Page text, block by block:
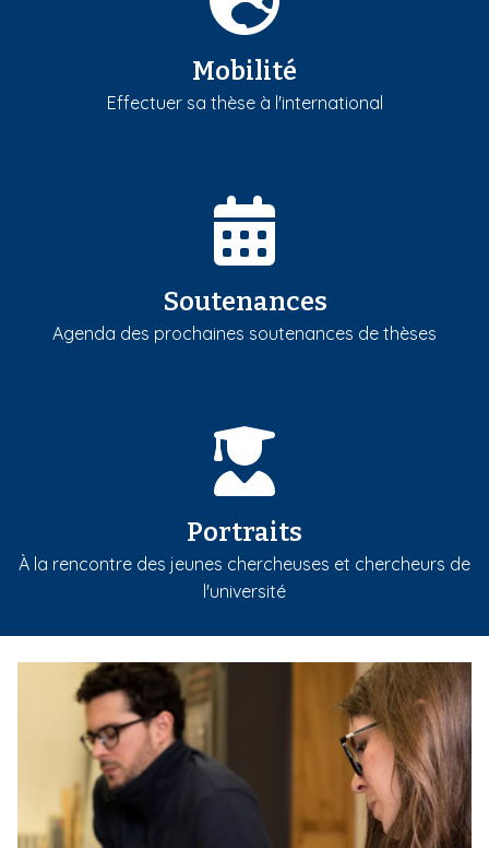
Mobilité
Effectuer sa thèse à l'international
Soutenances
Agenda des prochaines soutenances de thèses
Portraits
À la rencontre des jeunes chercheuses et chercheurs de
l'université